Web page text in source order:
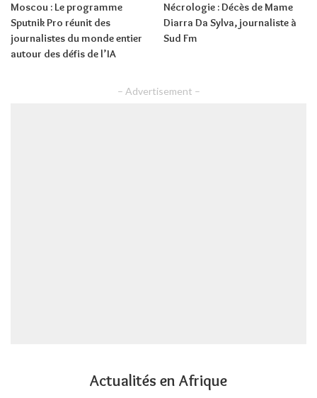
Moscou : Le programme
Sputnik Pro réunit des
journalistes du monde entier
autour des défis de l’IA
Nécrologie : Décès de Mame
Diarra Da Sylva, journaliste à
Sud Fm
– Advertisement –
Actualités en Afrique